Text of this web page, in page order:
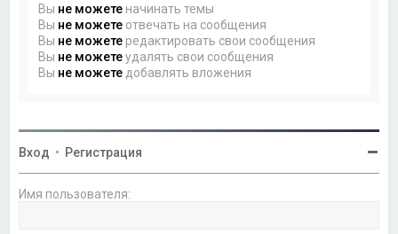
Вы не можете начинать темы
Вы не можете отвечать на сообщения
Вы не можете редактировать свои сообщения
Вы не можетеудалять свои сообщения
Вы не можете добавлять вложения
Вход • Регистрация
Имя пользователя: